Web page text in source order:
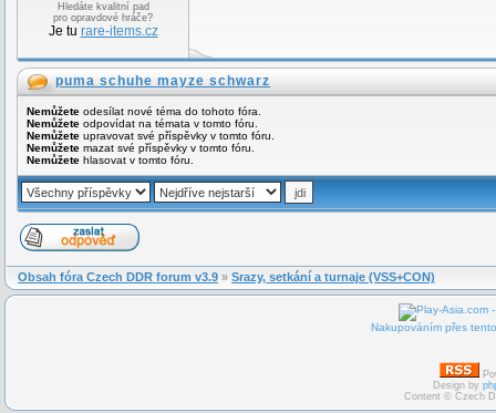
Hledáte kvalitní pad
pro opravdové hráče?
Je tu rare-items.cz
puma schuhe mayze schwarz
Nemůžete odesílat nové téma do tohoto fóra.
Nemůžete odpovídat na témata v tomto fóru.
Nemůžete upravovat své příspěvky v tomto fóru.
Nemůžete mazat své příspěvky v tomto fóru.
Nemůžete hlasovat v tomto fóru.
Obsah fóra Czech DDR forum v3.9 » Srazy, setkání a turnaje (VSS+CON)
Nakupováním přes
Design by
Content © Czech